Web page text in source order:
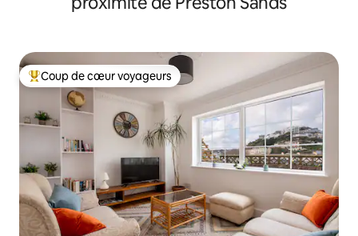
Coups de cœur voyageurs les plus appréciés
Coup de cœur voyageurs